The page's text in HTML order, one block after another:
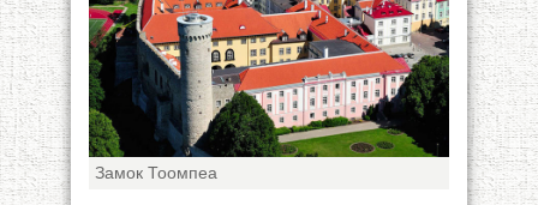
Замок Тоомпеа